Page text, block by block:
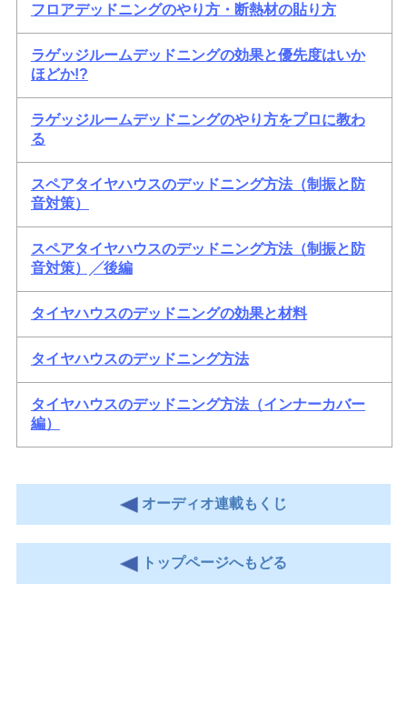
フロアデッドニングのやり方・断熱材の貼り方
ラゲッジルームデッドニングの効果と優先度はいか
ほどか!?
ラゲッジルームデッドニングのやり方をプロに教わ
る
スペアタイヤハウスのデッドニング方法（制振と防
音対策）
スペアタイヤハウスのデッドニング方法（制振と防
音対策）╱後編
タイヤハウスのデッドニングの効果と材料
タイヤハウスのデッドニング方法
タイヤハウスのデッドニング方法（インナーカバー
編）
オーディオ連載もくじ
トップページへもどる